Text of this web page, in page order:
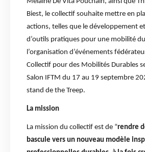
Biest, le collectif souhaite mettre en
actions, telles que le développement
d’outils pratiques pour une mobilité
l’organisation d’événements
Collectif pour des Mobilités Durables
Salon IFTM du 17 au 19 septembre
stand de the Treep.
La mission
La mission du collectif est de “rendre
bascule vers un nouveau modèle